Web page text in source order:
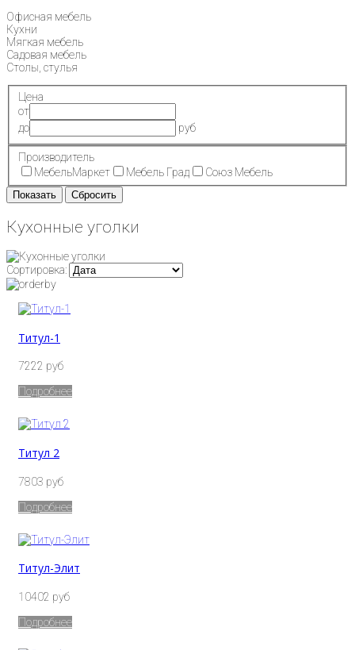
Офисная мебель
Кухни
Мягкая мебель
Садовая мебель
Столы, стулья
Цена
от
до
руб
Производитель
МебельМаркет
Мебель Град Союз Мебель
Кухонные уголки
Сортировка:
Титул-1
7222 руб
Подробнее
Титул 2
7803 руб
Подробнее
Титул-Элит
10402 руб
Подробнее